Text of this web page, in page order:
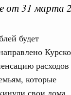
от 31 марта
будет
расходов
которые
свои дома.